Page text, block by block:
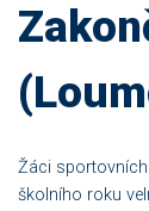
Žáci
školního roku